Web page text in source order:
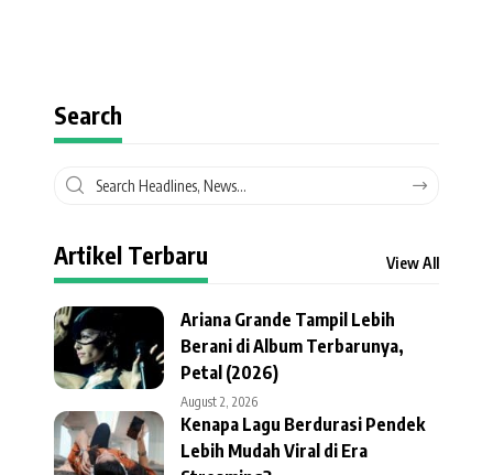
Search
Artikel Terbaru View All
Ariana Grande Tampil Lebih
Berani di Album Terbarunya,
Petal (2026)
August 2, 2026
Kenapa Lagu Berdurasi Pendek
Lebih Mudah Viral di Era